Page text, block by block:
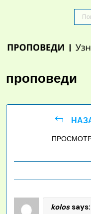
проповеди
kolos says: